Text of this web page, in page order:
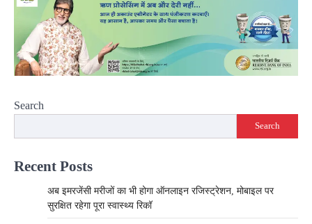
Search
Search
Recent Posts
अब इमरजेंसी मरीजों का भी होगा ऑनलाइन रजिस्ट्रेशन, मोबाइल पर
सुरक्षित रहेगा पूरा स्वास्थ्य रिकॉ